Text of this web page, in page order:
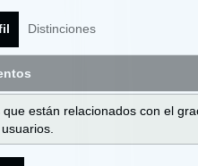
Distinciones
que están relacionados con el